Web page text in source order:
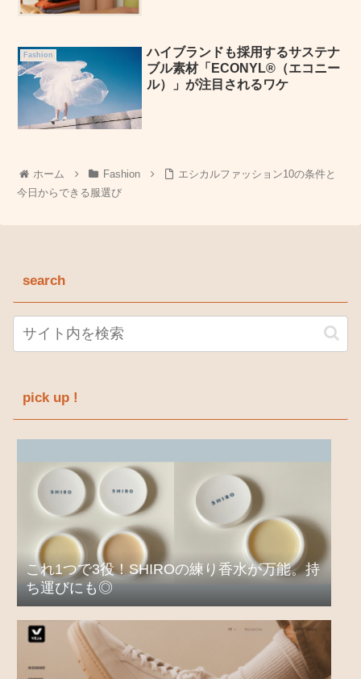
Fashion
ハイブランドも採用するサステナ
ブル素材「ECONYL®（エコニー
ル）」が注目されるワケ
ホーム Fashion
エシカルファッション10の条件と
今日からできる服選び
search
pick up !
これ1つで3役！SHIROの練り香水が万能。持
ち運びにも◎